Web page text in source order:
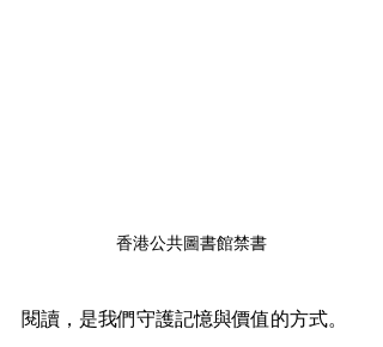
香港公共圖書館禁書
閱讀，是我們守護記憶與價值的方式。